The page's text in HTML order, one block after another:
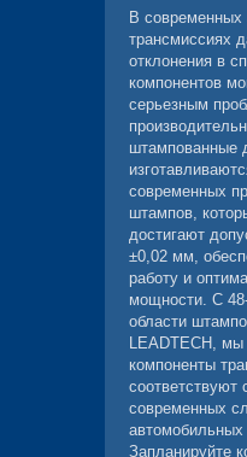
В современных
трансмиссиях
отклонения в
компонентов
серьезным
штампованные
современных
штампов,
достигают
±0,02 мм,
работу и
мощности. С
области
LEADTECH, мы
компоненты
соответствуют
современных
автомобильных
Запланируйте